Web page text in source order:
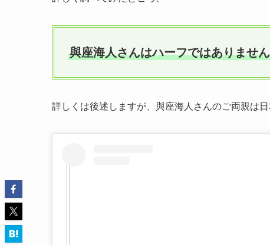
與座海人さんはハーフではありませ
詳しくは後述しますが、與座海人さんのご両親は日